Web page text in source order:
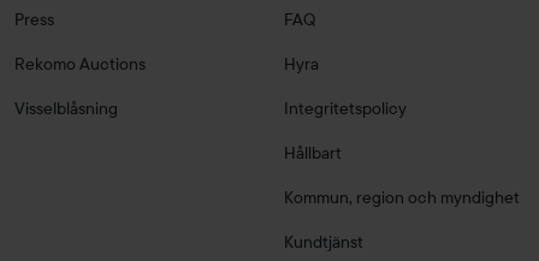
Press
Rekomo Auctions
Visselblåsning
FAQ
Hyra
Integritetspolicy
Hållbart
Kommun, region och myndighet
Kundtjänst